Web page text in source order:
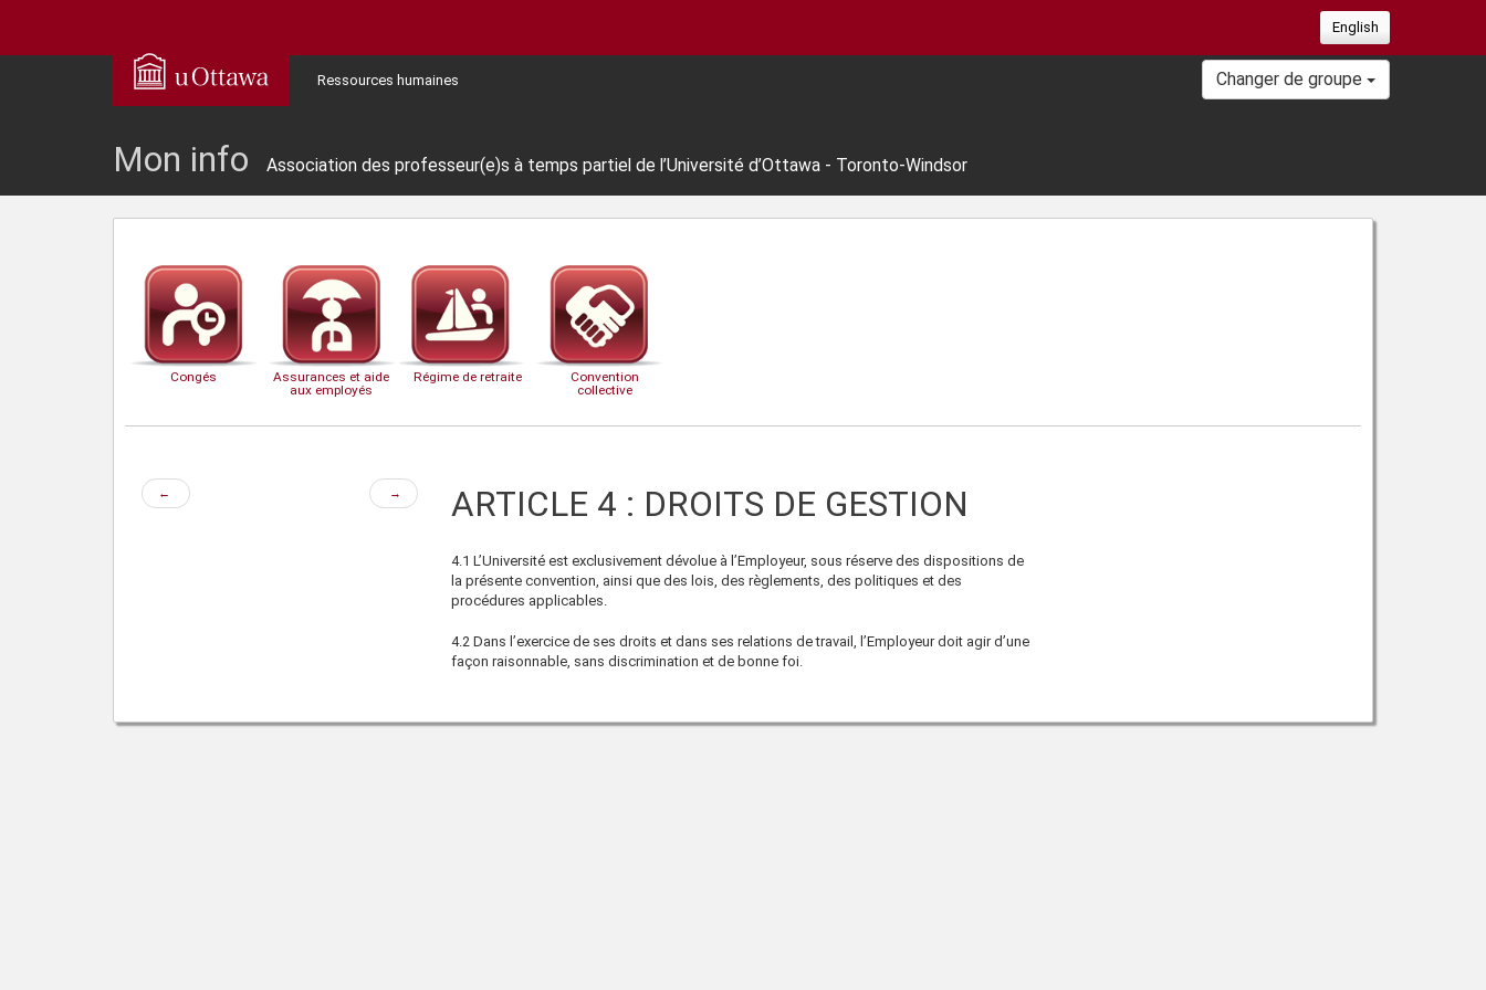
English
Ressources humaines Changer de groupe
Mon info Association des professeur(e)s à temps partiel de l’Université d’Ottawa - Toronto-Windsor
Congés
Assurances et aide
aux employés
Régime de retraite
Convention
collective
←
Page
précédente
Page
suivante
→ ARTICLE 4 : DROITS DE GESTION
4.1 L’Université est exclusivement dévolue à l’Employeur, sous réserve des dispositions de
la présente convention, ainsi que des lois, des règlements, des politiques et des
procédures applicables.
4.2 Dans l’exercice de ses droits et dans ses relations de travail, l’Employeur doit agir d’une
façon raisonnable, sans discrimination et de bonne foi.